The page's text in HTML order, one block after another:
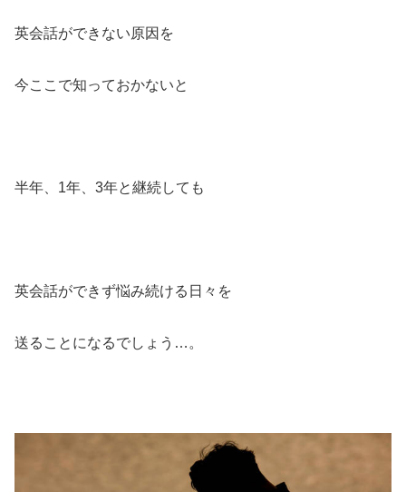
英会話ができない原因を
今ここで知っておかないと
半年、1年、3年と継続しても
英会話ができず悩み続ける日々を
送ることになるでしょう…。